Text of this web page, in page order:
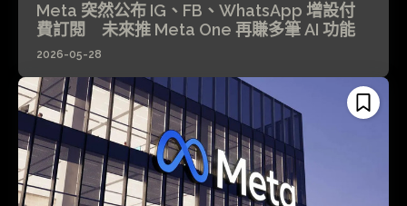
Meta 突然公布 IG、FB、WhatsApp 增設付
費訂閱 未來推 Meta One 再賺多筆 AI 功能
2026-05-28